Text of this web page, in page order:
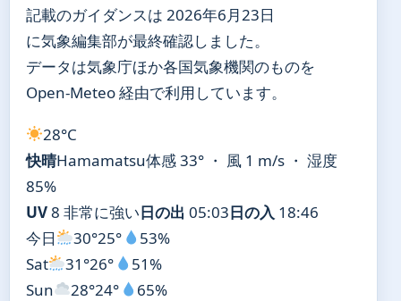
記載のガイダンスは 2026年6月23日
に気象編集部が最終確認しました。
データは気象庁ほか各国気象機関のものを
Open-Meteo 経由で利用しています。
28°C
快晴Hamamatsu体感 33° ・ 風 1 m/s ・ 湿度
85%
UV8 非常に強い日の出 05:03日の入 18:46
今日
30°25°
53%
Sat
31°26°
51%
Sun
28°24°
65%